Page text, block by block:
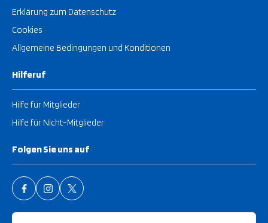
Erklärung zum Datenschutz
Cookies
Allgemeine Bedingungen und Konditionen
Hilferuf
Hilfe für Mitglieder
Hilfe für Nicht-Mitglieder
Folgen Sie uns auf